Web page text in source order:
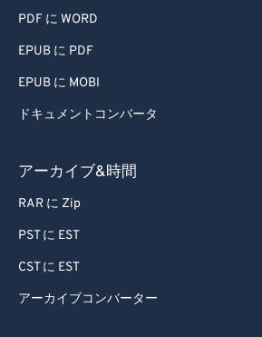
PDF に WORD
EPUB に PDF
EPUB に MOBI
ドキュメントコンバータ
アーカイブ&時間
RAR に Zip
PST に EST
CST に EST
アーカイブコンバーター